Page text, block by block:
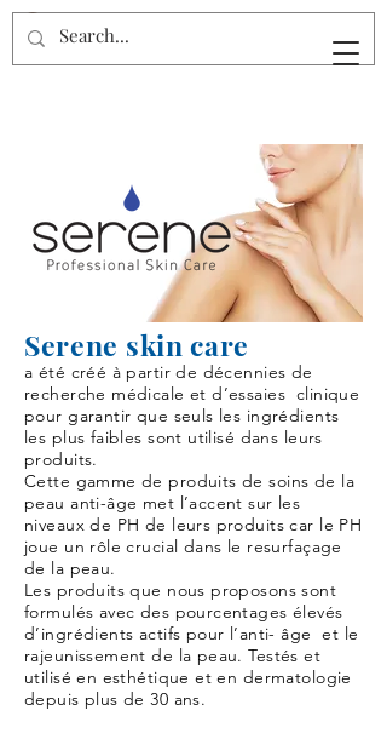
Serene skin care
a été créé à partir de décennies de
recherche médicale et d’essaies clinique
pour garantir que seuls les ingrédients
les plus faibles sont utilisé dans leurs
produits.
Cette gamme de produits de soins de la
peau anti-âge met l’accent sur les
niveaux de PH de leurs produits car le PH
joue un rôle crucial dans le resurfaçage
de la peau.
Les produits que nous proposons sont
formulés avec des pourcentages élevés
d’ingrédients actifs pour l’anti- âge et le
rajeunissement de la peau. Testés et
utilisé en esthétique et en dermatologie
depuis plus de 30 ans.